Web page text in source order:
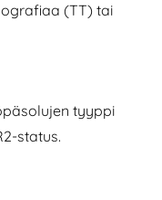
(TT) tai
tyyppi
status.